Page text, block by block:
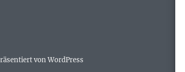
von WordPress